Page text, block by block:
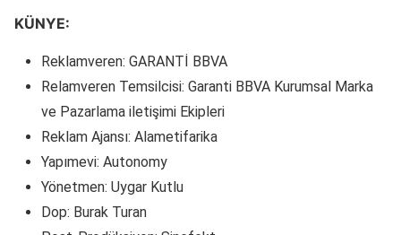
KÜNYE:
Reklamveren: GARANTİ BBVA
Relamveren Temsilcisi: Garanti BBVA Kurumsal Marka
ve Pazarlama iletişimi Ekipleri
Reklam Ajansı: Alametifarika
Yapımevi: Autonomy
Yönetmen: Uygar Kutlu
Dop: Burak Turan